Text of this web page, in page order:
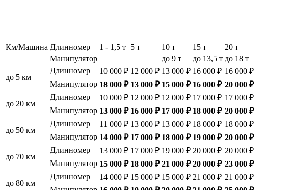
Км/Машина Длинномер 1 - 1,5 т 5 т 10 т 15 т
20 т
Манипулятор
до 9 т до 13,5 т до 18 т
до 5 км
Длинномер 10 000 ₽ 12 000 ₽ 13 000 ₽ 16 000 ₽ 16 000 ₽
Манипулятор 18 000 ₽ 13 000 ₽ 15 000 ₽ 16 000 ₽ 20 000 ₽
до 20 км
Длинномер 10 000 ₽ 12 000 ₽ 12 000 ₽ 17 000 ₽ 17 000 ₽
Манипулятор 13 000 ₽ 16 000 ₽ 17 000 ₽ 18 000 ₽ 20 000 ₽
до 50 км
Длинномер 11 000 ₽ 13 000 ₽ 13 000 ₽ 18 000 ₽ 18 000 ₽
Манипулятор 14 000 ₽ 17 000 ₽ 18 000 ₽ 19 000 ₽ 20 000 ₽
до 70 км
Длинномер 13 000 ₽ 17 000 ₽ 19 000 ₽ 20 000 ₽ 20 000 ₽
Манипулятор 15 000 ₽ 18 000 ₽ 21 000 ₽ 20 000 ₽ 23 000 ₽
до 80 км
Длинномер 14 000 ₽ 15 000 ₽ 15 000 ₽ 21 000 ₽ 21 000 ₽